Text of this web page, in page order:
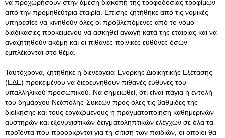
να προχωρήσουν στην άμεση διακοπή της τροφοδοσίας τροφίμων
από την προμηθεύτρια εταιρία. Επίσης ζητήθηκε από τις νομικές
υπηρεσίες να κινηθούν όλες οι προβλεπόμενες από το νόμο
διαδικασίες προκειμένου να ασκηθεί αγωγή κατά της εταιρίας και να
αναζητηθούν ακόμη και οι πιθανές ποινικές ευθύνες όσων
εμπλέκονται στο θέμα.
Ταυτόχρονα, ζητήθηκε η διενέργεια Ένορκης Διοικητικής Εξέτασης
(ΕΔΕ) προκειμένου να διερευνηθούν πιθανές ευθύνες του
υπαλληλικού προσωπικού. Να σημειωθεί, ότι είναι πάγια η εντολή
του δημάρχου Νεάπολης-Συκεών προς όλες τις βαθμίδες της
διοίκησης και τους εργαζόμενους η πραγματοποίηση καθημερινών
αυστηρών και εξονυχιστικών δειγματοληπτικών ελέγχων σε όλα τα
προϊόντα που προορίζονται για τη σίτιση των παιδιών, οι οποίοι θα